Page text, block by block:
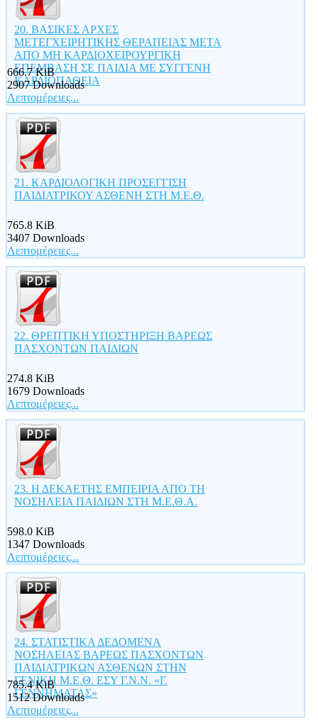
20. ΒΑΣΙΚΕΣ ΑΡΧΕΣ
ΜΕΤΕΓΧΕΙΡΗΤΙΚΗΣ ΘΕΡΑΠΕΙΑΣ ΜΕΤΑ
ΑΠΟ ΜΗ ΚΑΡΔΙΟΧΕΙΡΟΥΡΓΙΚΗ
ΕΠΕΜΒΑΣΗ ΣΕ ΠΑΙΔΙΑ ΜΕ ΣΥΓΓΕΝΗ
ΚΑΡΔΙΟΠΑΘΕΙΑ
666.7 KiB
2907 Downloads
Λεπτομέρειες...
21. ΚΑΡΔΙΟΛΟΓΙΚΗ ΠΡΟΣΕΓΓΙΣΗ
ΠΑΙΔΙΑΤΡΙΚΟΥ ΑΣΘΕΝΗ ΣΤΗ Μ.Ε.Θ.
765.8 KiB
3407 Downloads
Λεπτομέρειες...
22. ΘΡΕΠΤΙΚΗ ΥΠΟΣΤΗΡΙΞΗ ΒΑΡΕΩΣ
ΠΑΣΧΟΝΤΩΝ ΠΑΙΔΙΩΝ
274.8 KiB
1679 Downloads
Λεπτομέρειες...
23. Η ΔΕΚΑΕΤΗΣ ΕΜΠΕΙΡΙΑ ΑΠΟ ΤΗ
ΝΟΣΗΛΕΙΑ ΠΑΙΔΙΩΝ ΣΤΗ Μ.Ε.Θ.Α.
598.0 KiB
1347 Downloads
Λεπτομέρειες...
24. ΣΤΑΤΙΣΤΙΚΑ ΔΕΔΟΜΕΝΑ
ΝΟΣΗΛΕΙΑΣ ΒΑΡΕΩΣ ΠΑΣΧΟΝΤΩΝ
ΠΑΙΔΙΑΤΡΙΚΩΝ ΑΣΘΕΝΩΝ ΣΤΗΝ
ΓΕΝΙΚΗ Μ.Ε.Θ. ΕΣΥ Γ.Ν.Ν. «Γ.
ΓΕΝΝΗΜΑΤΑΣ»
785.4 KiB
1512 Downloads
Λεπτομέρειες...